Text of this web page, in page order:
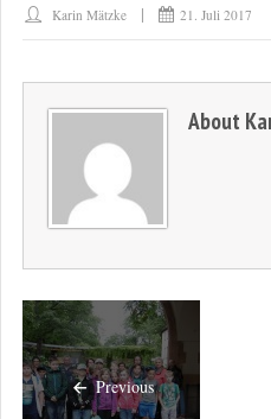
Karin Mätzke 21. Juli 2017
About
Previous